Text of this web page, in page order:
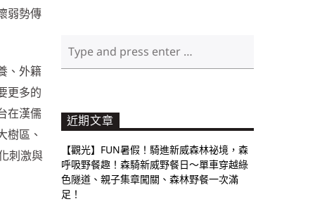
弱勢傳
、外籍
更多的
在漢儒
樹區、
刺激與
近期文章
【觀光】FUN暑假！騎進新威森林祕境，森
呼吸野餐趣！森騎新威野餐日～單車穿越綠
色隧道、親子集章闖關、森林野餐一次滿
足！